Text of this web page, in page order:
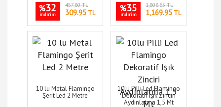
%32
indirim
457.80 TL
309.95TL %35
indirim
1,808.65 TL
1,169.95 TL
10 lu Metal Flamingo
Şerit Led 2 Metre
10lu Pilli Led Flamingo
Dekoratif Işık Zinciri
Aydınlatma 1,5 Mt